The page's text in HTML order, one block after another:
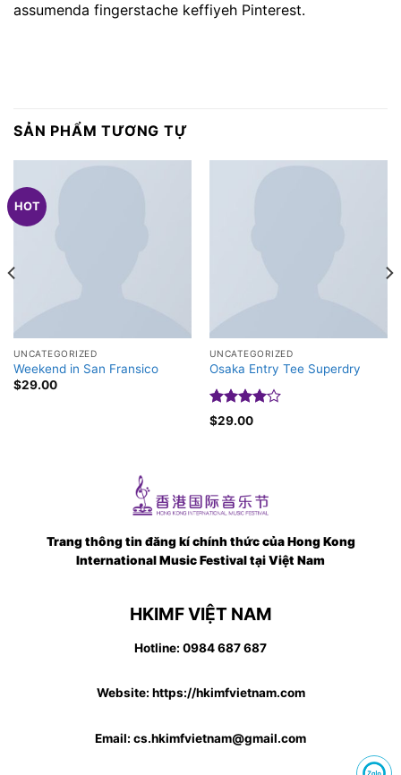
assumenda fingerstache keffiyeh Pinterest.
SẢN PHẨM TƯƠNG TỰ
HOT
UNCATEGORIZED
Weekend in San Fransico
$29.00
UNCATEGORIZED
Osaka Entry Tee Superdry
Được
xếp hạng
$29.00
Trang thông tin đăng kí chính thức của Hong Kong
International Music Festival tại Việt Nam
HKIMF VIỆT NAM
Hotline: 0984 687 687
Website: https://hkimfvietnam.com
Email: cs.hkimfvietnam@gmail.com